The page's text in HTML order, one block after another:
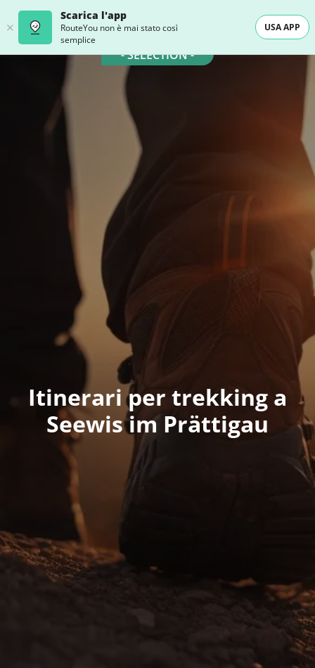
Scarica l'app
RouteYou non è mai stato così
semplice
USA APP
- SELECTION -
Itinerari per trekking a
Seewis im Prättigau